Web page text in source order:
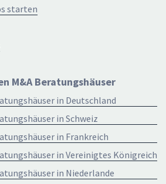
starten
M&A Beratungshäuser
in Deutschland
in Schweiz
in Frankreich
in Vereinigtes Königreich
in Niederlande